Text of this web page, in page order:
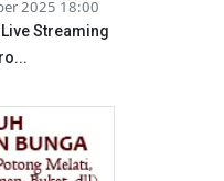
2025 18:00
Live Streaming